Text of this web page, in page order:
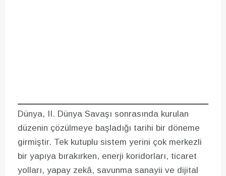
Dünya, II. Dünya Savaşı sonrasında kurulan
düzenin çözülmeye başladığı tarihi bir döneme
girmiştir. Tek kutuplu sistem yerini çok merkezli
bir yapıya bırakırken, enerji koridorları, ticaret
yolları, yapay zekâ, savunma sanayii ve dijital